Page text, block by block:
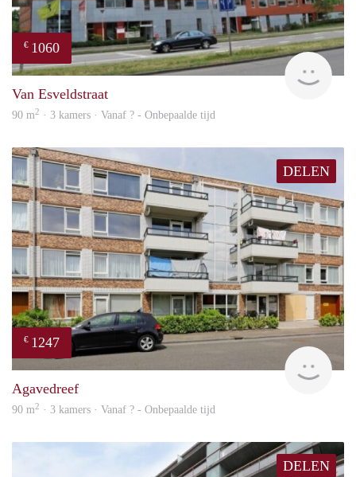
€ 1060
Van Esveldstraat
90 m2 · 3 kamers · Vanaf ? - Onbepaalde tijd
DELEN
€ 1247
Agavedreef
90 m2 · 3 kamers · Vanaf ? - Onbepaalde tijd
DELEN